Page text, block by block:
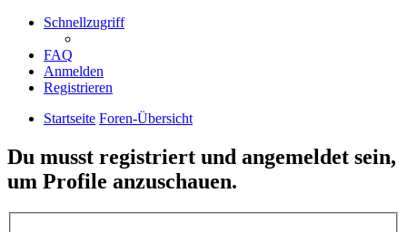
Schnellzugriff
FAQ
Anmelden
Registrieren
Startseite Foren-Übersicht
Du musst registriert und angemeldet sein,
um Profile anzuschauen.